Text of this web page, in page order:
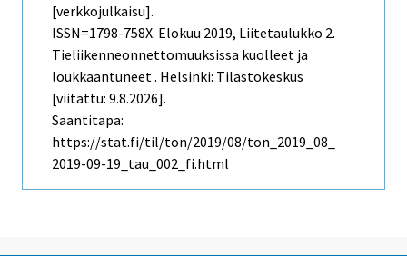
[verkkojulkaisu].
ISSN=1798-758X. Elokuu 2019, Liitetaulukko 2.
Tieliikenneonnettomuuksissa kuolleet ja
loukkaantuneet . Helsinki: Tilastokeskus
[viitattu: 9.8.2026].
Saantitapa:
https://stat.fi/til/ton/2019/08/ton_2019_08_
2019-09-19_tau_002_fi.html